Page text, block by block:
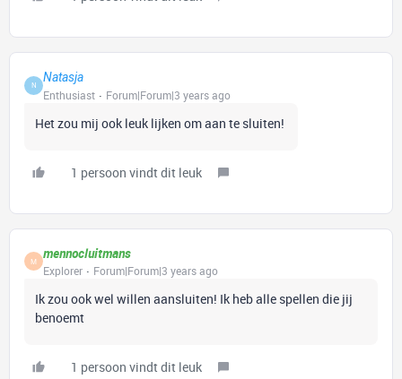
N
Natasja
Enthusiast
Forum|Forum|3 years ago
Het zou mij ook leuk lijken om aan te sluiten!
1 persoon vindt dit leuk
M mennocluitmans
Explorer Forum|Forum|3 years ago
Ik zou ook wel willen aansluiten! Ik heb alle spellen die jij
benoemt
1 persoon vindt dit leuk